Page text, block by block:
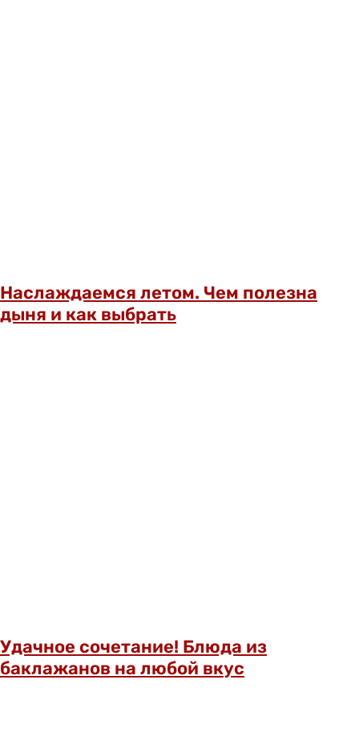
Наслаждаемся летом. Чем полезна
дыня и как выбрать
Удачное сочетание! Блюда из
баклажанов на любой вкус